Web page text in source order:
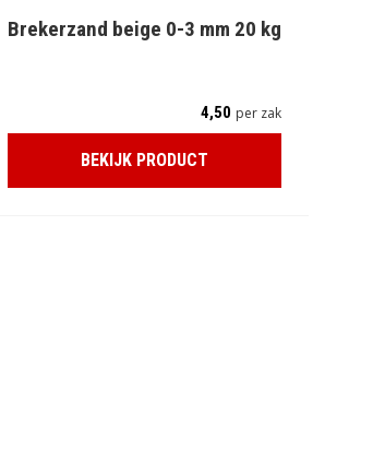
Brekerzand beige 0-3 mm 20 kg
4,50 per zak
BEKIJK PRODUCT